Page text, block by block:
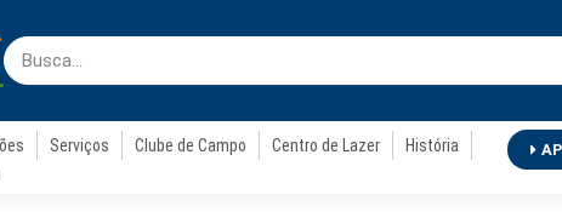
Serviços Clube de Campo Centro de Lazer
História